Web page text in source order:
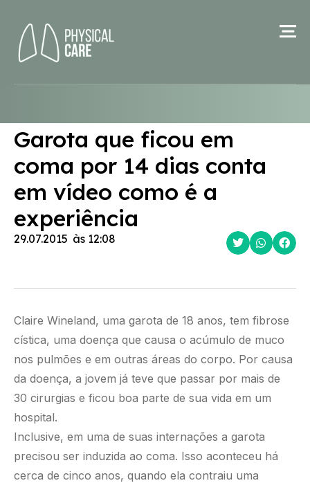
Garota que ficou em
coma por 14 dias conta
em vídeo como é a
experiência
29.07.2015 às 12:08
Claire Wineland, uma garota de 18 anos, tem fibrose
cística, uma doença que causa o acúmulo de muco
nos pulmões e em outras áreas do corpo. Por causa
da doença, a jovem já teve que passar por mais de
30 cirurgias e ficou boa parte de sua vida em um
hospital.
Inclusive, em uma de suas internações a garota
precisou ser induzida ao coma. Isso aconteceu há
cerca de cinco anos, quando ela contraiu uma